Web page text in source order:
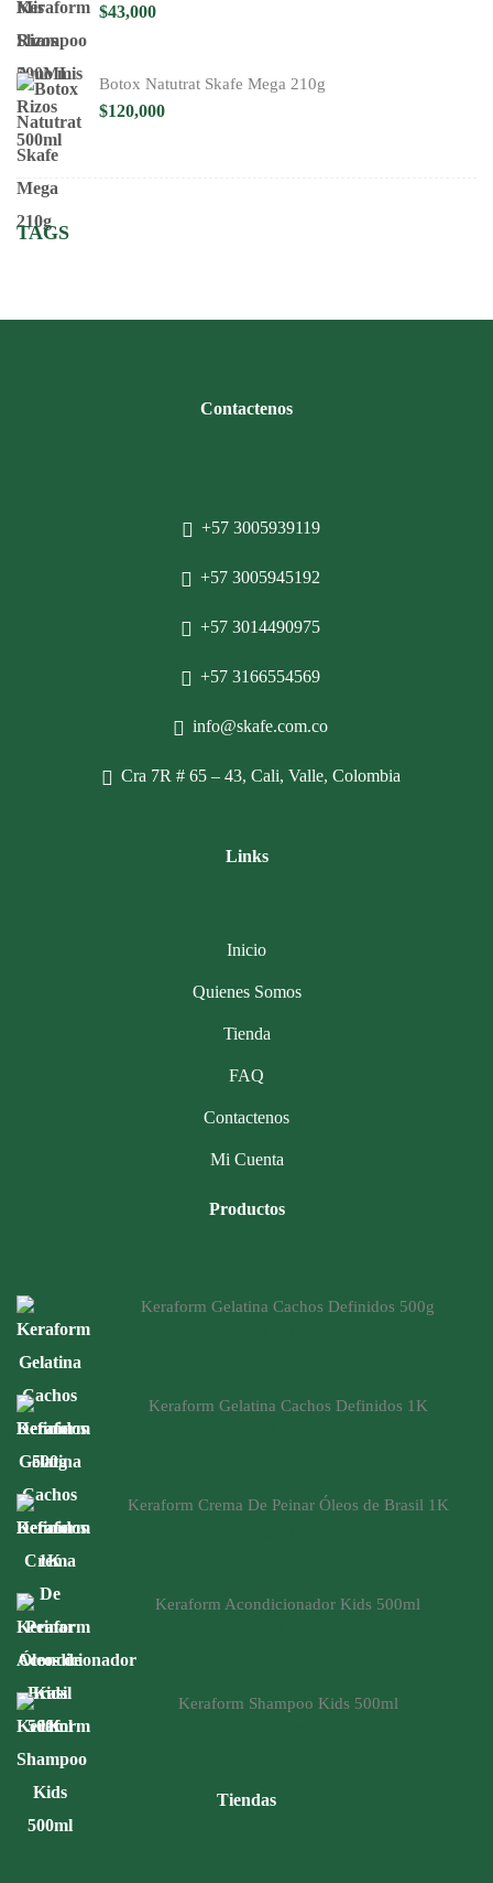
$43,000
Botox Natutrat Skafe Mega 210g
$120,000
TAGS
Contactenos
+57 3005939119
+57 3005945192
+57 3014490975
+57 3166554569
info@skafe.com.co
Cra 7R # 65 – 43, Cali, Valle, Colombia
Links
Inicio
Quienes Somos
Tienda
FAQ
Contactenos
Mi Cuenta
Productos
Keraform Gelatina Cachos Definidos 500g
Keraform Gelatina Cachos Definidos 1K
Keraform Crema De Peinar Óleos de Brasil 1K
Keraform Acondicionador Kids 500ml
Keraform Shampoo Kids 500ml
Tiendas